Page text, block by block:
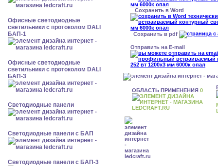
Офисные светодиодные
светильники с протоколом DALI
БАП-1
Офисные светодиодные
светильники с протоколом DALI
БАП-3
Cветодиодные панели
Cветодиодные панели с БАП
Cветодиодные панели с БАП-3
Сохранить в Word
Сохранить в pdf
Отправить на E-mail
ОБЛАСТЬ ПРИМЕНЕНИЯ 0